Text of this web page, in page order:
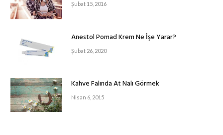
Şubat 15, 2016
Anestol Pomad Krem Ne İşe Yarar?
Şubat 26, 2020
Kahve Falında At Nalı Görmek
Nisan 6, 2015